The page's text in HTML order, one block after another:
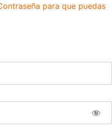
para que puedas